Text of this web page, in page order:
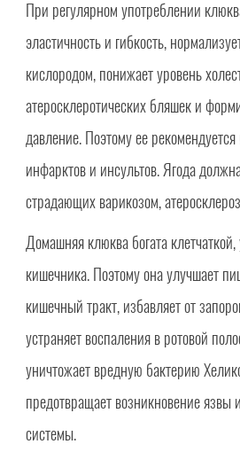
При регулярном употреблении
эластичность и гибкость,
кислородом, понижает уровень
атеросклеротических бляшек и
давление. Поэтому ее
инфарктов и инсультов. Ягода
страдающих варикозом,
Домашняя клюква богата
кишечника. Поэтому она улучшает
кишечный тракт, избавляет от
устраняет воспаления в ротовой
уничтожает вредную бактерию
предотвращает возникновение
системы.